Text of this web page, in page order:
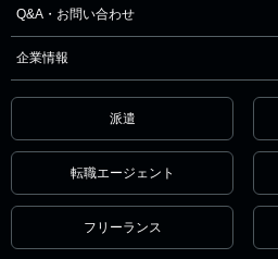
Q&A・お問い合わせ
企業情報
派遣
転職エージェント
フリーランス